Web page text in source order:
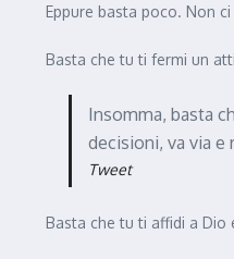
Eppure basta poco. Non
Basta che tu ti fermi un
Insomma, basta
decisioni, va via e
Tweet
Basta che tu ti affidi a Dio